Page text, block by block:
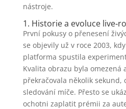
nástroje.
1. Historie a evoluce
První pokusy o přenesení
se objevily už v roce 2003,
platforma spustila
Kvalita obrazu byla omezená
překračovala několik sekund,
sledování míče. Přesto se
ochotni zaplatit prémii za